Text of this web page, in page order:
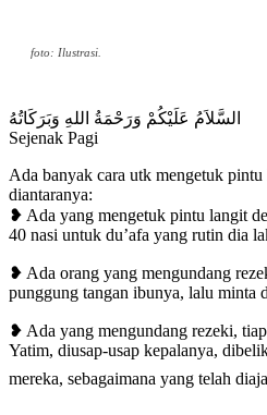
foto: Ilustrasi.
السَّلاَمُ عَلَيْكُمْ وَرَحْمَةُ اللهِ وَبَرَكَاتُهُ
Sejenak Pagi
Ada banyak cara utk mengetuk
diantaranya:
❥ Ada yang mengetuk pintu langit
40 nasi untuk du’afa yang rutin dia
❥ Ada orang yang mengundang
punggung tangan ibunya, lalu minta
❥ Ada yang mengundang rezeki,
Yatim, diusap-usap kepalanya,